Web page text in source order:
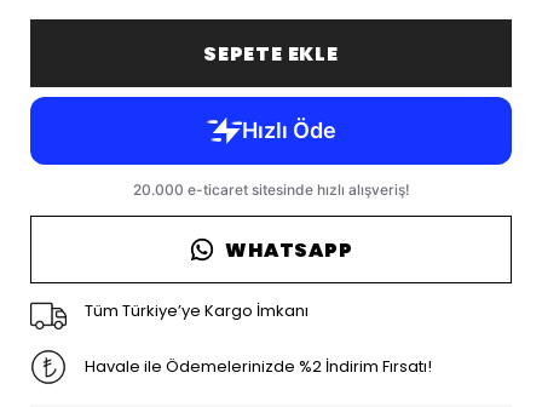
SEPETE EKLE
WHATSAPP
Tüm Türkiye’ye Kargo İmkanı
Havale ile Ödemelerinizde %2 İndirim Fırsatı!